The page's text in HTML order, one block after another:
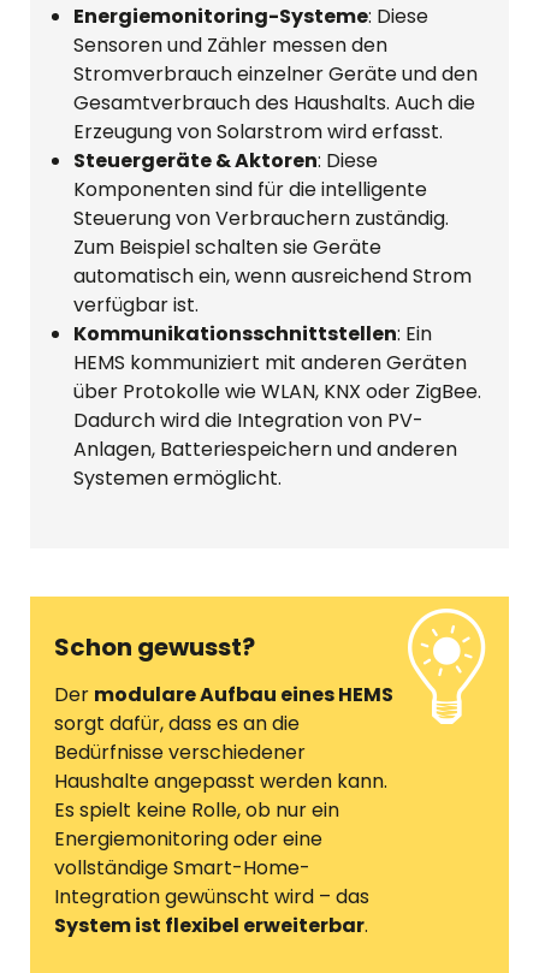
Energiemonitoring-Systeme: Diese
Sensoren und Zähler messen den
Stromverbrauch einzelner Geräte und den
Gesamtverbrauch des Haushalts. Auch die
Erzeugung von Solarstrom wird erfasst.
Steuergeräte & Aktoren: Diese
Komponenten sind für die intelligente
Steuerung von Verbrauchern zuständig.
Zum Beispiel schalten sie Geräte
automatisch ein, wenn ausreichend Strom
verfügbar ist.
Kommunikationsschnittstellen: Ein
HEMS kommuniziert mit anderen Geräten
über Protokolle wie WLAN, KNX oder ZigBee.
Dadurch wird die Integration von PV-
Anlagen, Batteriespeichern und anderen
Systemen ermöglicht.
Schon gewusst?
Der modulare Aufbau eines HEMS
sorgt dafür, dass es an die
Bedürfnisse verschiedener
Haushalte angepasst werden kann.
Es spielt keine Rolle, ob nur ein
Energiemonitoring oder eine
vollständige Smart-Home-
Integration gewünscht wird – das
System ist flexibel erweiterbar.